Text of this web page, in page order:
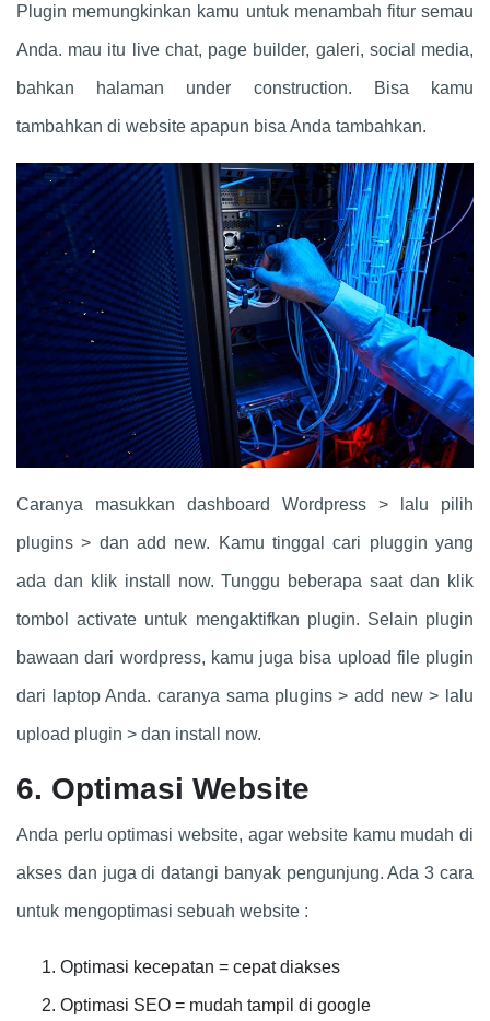
Plugin memungkinkan kamu untuk menambah fitur semau
Anda. mau itu live chat, page builder, galeri, social media,
bahkan halaman under construction. Bisa kamu
tambahkan di website apapun bisa Anda tambahkan.
Caranya masukkan dashboard Wordpress > lalu pilih
plugins > dan add new. Kamu tinggal cari pluggin yang
ada dan klik install now. Tunggu beberapa saat dan klik
tombol activate untuk mengaktifkan plugin. Selain plugin
bawaan dari wordpress, kamu juga bisa upload file plugin
dari laptop Anda. caranya sama plugins > add new > lalu
upload plugin > dan install now.
6. Optimasi Website
Anda perlu optimasi website, agar website kamu mudah di
akses dan juga di datangi banyak pengunjung. Ada 3 cara
untuk mengoptimasi sebuah website :
Optimasi kecepatan = cepat diakses
Optimasi SEO = mudah tampil di google